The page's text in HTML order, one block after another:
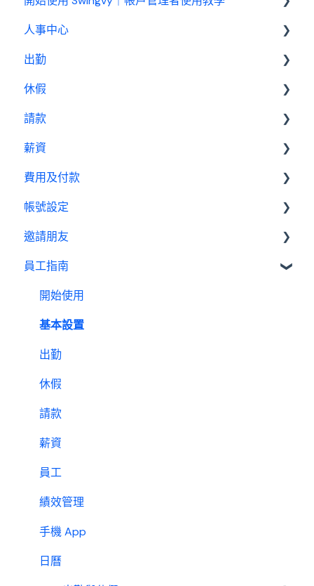
Swingvy 新手教學｜所有你需要的教學影片都在
人事中心
人員
公告
行事曆
績效管理
設定
報表
出勤
基本設定
出勤管理者
我是員工
休假
基本設置
休假管理員
請款
請款管理員
薪資
基本設置
薪資管理員
費用及付款
訂閱相關
費用及付款
帳號設定
管理設定
邀請朋友
邀請制度
員工指南
開始使用
基本設置
出勤
休假
請款
薪資
員工
績效管理
手機 App
日曆